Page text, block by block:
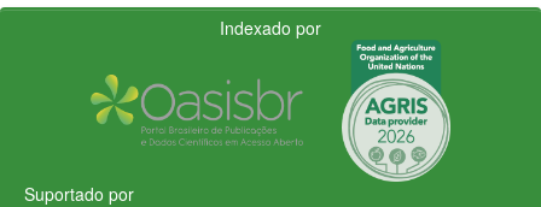
Indexado por
Suportado por